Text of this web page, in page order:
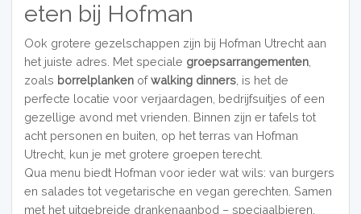
eten bij Hofman
Ook grotere gezelschappen zijn bij Hofman Utrecht aan
het juiste adres. Met speciale groepsarrangementen,
zoals borrelplankenofwalking dinners, is het de
perfecte locatie voor verjaardagen, bedrijfsuitjes of een
gezellige avond met vrienden. Binnen zijn er tafels tot
acht personen en buiten, op het terras van Hofman
Utrecht, kun je met grotere groepen terecht.
Qua menu biedt Hofman voor ieder wat wils: van burgers
en salades tot vegetarische en vegan gerechten. Samen
met het uitgebreide drankenaanbod – speciaalbieren,